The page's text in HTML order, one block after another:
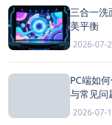
三合一洗
美平衡
2026-07-
PC端如
与常见问
2026-07-